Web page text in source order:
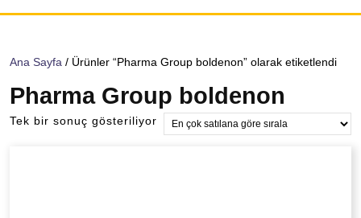
Ana Sayfa / Ürünler “Pharma Group boldenon” olarak etiketlendi
Pharma Group boldenon
Tek bir sonuç gösteriliyor